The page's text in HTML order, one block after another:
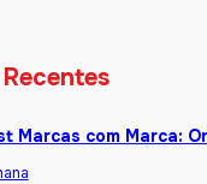
Marcas com Marca: